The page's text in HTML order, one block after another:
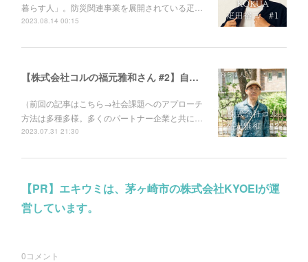
暮らす人」。防災関連事業を展開されている疋…
2023.08.14 00:15
【株式会社コルの福元雅和さん #2】自己満足で終わらせない。社会課題に取り組むときの心構えとは。
（前回の記事はこちら→社会課題へのアプローチ
方法は多種多様。多くのパートナー企業と共に…
2023.07.31 21:30
【PR】エキウミは、茅ヶ崎市の株式会社KYOEIが運
営しています。
0コメント